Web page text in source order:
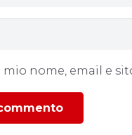
mio nome, email e